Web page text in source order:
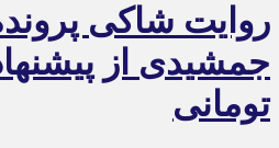
روایت شاکی
تومانی